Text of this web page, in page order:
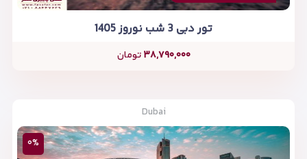
تور دبی 3 شب نوروز 1405
۳۸,۷۹۰,۰۰۰تومان
Dubai
۰%